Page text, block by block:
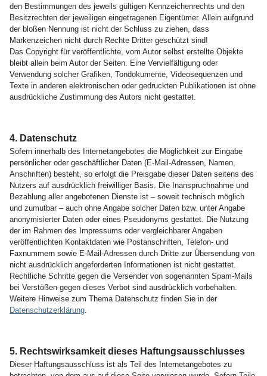
den Bestimmungen des jeweils gültigen Kennzeichenrechts und den
Besitzrechten der jeweiligen eingetragenen Eigentümer. Allein aufgrund
der bloßen Nennung ist nicht der Schluss zu ziehen, dass
Markenzeichen nicht durch Rechte Dritter geschützt sind!
Das Copyright für veröffentlichte, vom Autor selbst erstellte Objekte
bleibt allein beim Autor der Seiten. Eine Vervielfältigung oder
Verwendung solcher Grafiken, Tondokumente, Videosequenzen und
Texte in anderen elektronischen oder gedruckten Publikationen ist ohne
ausdrückliche Zustimmung des Autors nicht gestattet.
4. Datenschutz
Sofern innerhalb des Internetangebotes die Möglichkeit zur Eingabe
persönlicher oder geschäftlicher Daten (E-Mail-Adressen, Namen,
Anschriften) besteht, so erfolgt die Preisgabe dieser Daten seitens des
Nutzers auf ausdrücklich freiwilliger Basis. Die Inanspruchnahme und
Bezahlung aller angebotenen Dienste ist – soweit technisch möglich
und zumutbar – auch ohne Angabe solcher Daten bzw. unter Angabe
anonymisierter Daten oder eines Pseudonyms gestattet. Die Nutzung
der im Rahmen des Impressums oder vergleichbarer Angaben
veröffentlichten Kontaktdaten wie Postanschriften, Telefon- und
Faxnummern sowie E-Mail-Adressen durch Dritte zur Übersendung von
nicht ausdrücklich angeforderten Informationen ist nicht gestattet.
Rechtliche Schritte gegen die Versender von sogenannten Spam-Mails
bei Verstößen gegen dieses Verbot sind ausdrücklich vorbehalten.
Weitere Hinweise zum Thema Datenschutz finden Sie in der
Datenschutzerklärung
5. Rechtswirksamkeit dieses Haftungsausschlusses
Dieser Haftungsausschluss ist als Teil des Internetangebotes zu